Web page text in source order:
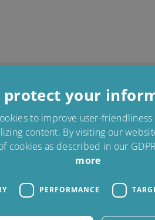
小型齿轮
乳化油中的水份
：580mm）-能适合大多数舱口
protect your
to improve user-
content. By visiting our
cookies as described in our
more
PERFORMANCE